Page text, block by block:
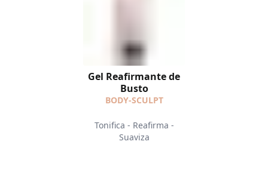
Gel Reafirmante de
Busto
BODY-SCULPT
Tonifica - Reafirma -
Suaviza